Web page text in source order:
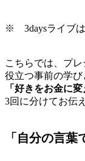
※ 3daysライブは
こちらでは、プ
役立つ事前の学び
「好きをお金に変
3回に分けてお伝
「自分の言葉